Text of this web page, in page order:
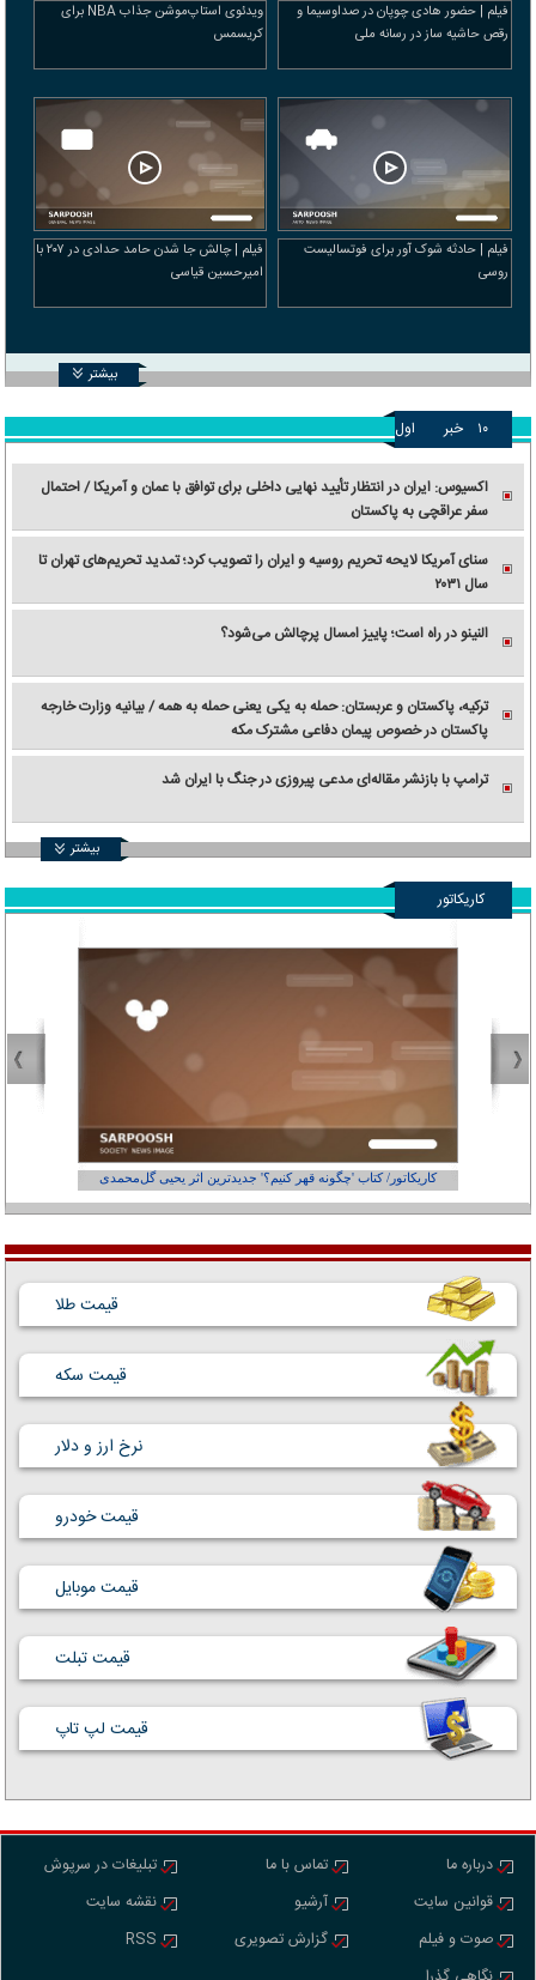
فیلم | حضور هادی چوپان در صداوسیما و
رقص حاشیه ساز در رسانه ملی
ویدئوی استاپ‌موشن جذاب NBA برای
کریسمس
فیلم | حادثه شوک آور برای فوتسالیست
روسی
فیلم | چالش جا شدن حامد حدادی در ۲۰۷ با
امیرحسین قیاسی
بیشتر
۱۰ خبر اول
اکسیوس: ایران در انتظار تأیید نهایی داخلی برای توافق با عمان و آمریکا / احتمال
سفر عراقچی به پاکستان
سنای آمریکا لایحه تحریم روسیه و ایران را تصویب کرد؛ تمدید تحریم‌های تهران تا
سال ۲۰۳۱
النینو در راه است؛ پاییز امسال پرچالش می‌شود؟
ترکیه، پاکستان و عربستان: حمله به یکی یعنی حمله به همه / بیانیه وزارت خارجه
پاکستان در خصوص پیمان دفاعی مشترک مکه
ترامپ با بازنشر مقاله‌ای مدعی پیروزی در جنگ با ایران شد
بیشتر
کاریکاتور
کاریکاتور/ کتاب 'چگونه قهر کنیم؟' جدیدترین اثر یحیی گل‌محمدی
قیمت طلا
قیمت سکه
نرخ ارز و دلار
قیمت خودرو
قیمت موبایل
قیمت تبلت
قیمت لپ تاپ
درباره ما
قوانین سایت
صوت و فیلم
تماس با ما
آرشیو
گزارش تصویری
تبلیغات در سرپوش
نقشه سایت
RSS